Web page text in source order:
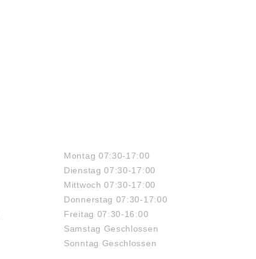
Montag 07:30-17:00
Dienstag 07:30-17:00
Mittwoch 07:30-17:00
Donnerstag 07:30-17:00
Freitag 07:30-16:00
Samstag Geschlossen
Sonntag Geschlossen